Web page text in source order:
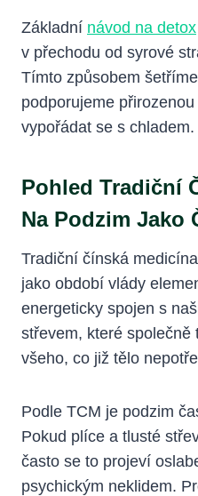
Základní návod na detox
v přechodu od syrové
Tímto způsobem
podporujeme
vypořádat se s chladem.
Pohled Tradiční
Na Podzim Jako
Tradiční čínská
jako období vlády
energeticky spojen s
střevem, které společně
všeho, co již tělo
Podle TCM je podzim
Pokud plíce a tlusté
často se to projeví
psychickým neklidem.